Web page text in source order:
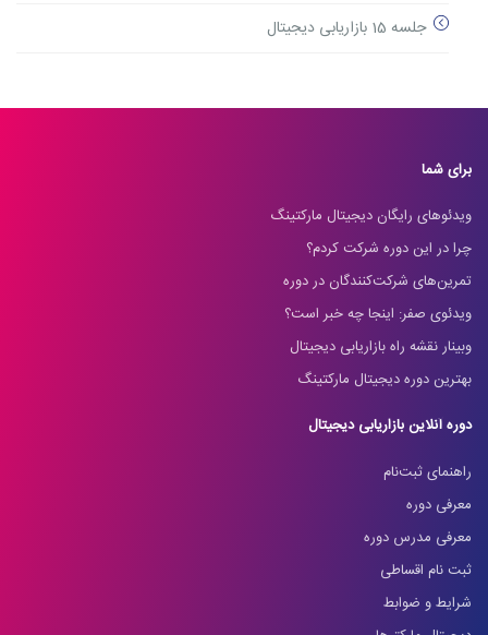
جلسه 15 بازاریابی دیجیتال
برای شما
ویدئوهای رایگان دیجیتال مارکتینگ
چرا در این دوره شرکت کردم؟
تمرین‌های شرکت‌کنندگان در دوره
ویدئوی صفر: اینجا چه خبر است؟
وبینار نقشه راه بازاریابی دیجیتال
بهترین دوره دیجیتال مارکتینگ
دوره آنلاین بازاریابی دیجیتال
راهنمای ثبت‌نام
معرفی دوره
معرفی مدرس دوره
ثبت نام اقساطی
شرایط و ضوابط